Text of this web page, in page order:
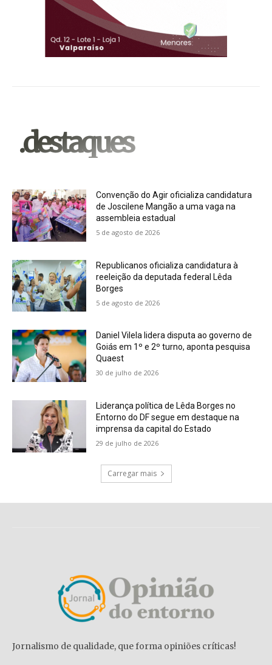
.destaques
Convenção do Agir oficializa candidatura
de Joscilene Mangão a uma vaga na
assembleia estadual
5 de agosto de 2026
Republicanos oficializa candidatura à
reeleição da deputada federal Lêda
Borges
5 de agosto de 2026
Daniel Vilela lidera disputa ao governo de
Goiás em 1º e 2º turno, aponta pesquisa
Quaest
30 de julho de 2026
Liderança política de Lêda Borges no
Entorno do DF segue em destaque na
imprensa da capital do Estado
29 de julho de 2026
Carregar mais
Jornalismo de qualidade, que forma opiniões críticas!